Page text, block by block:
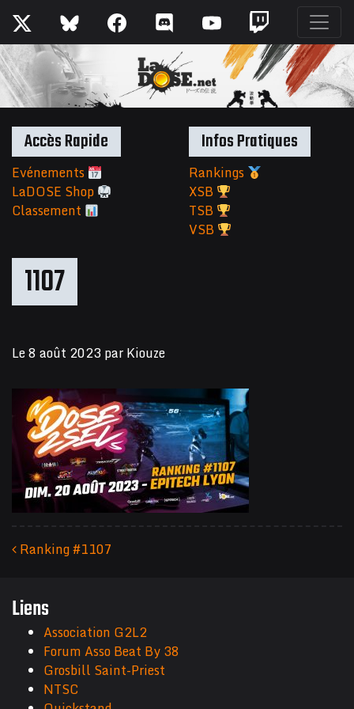
1107
Le8 août 2023parKiouze
Ranking #1107
Accès Rapide
Evénements
LaDOSE Shop
Classement
Infos Pratiques
Rankings
XSB
TSB
VSB
Liens
Association G2L2
Forum Asso Beat By 38
Grosbill Saint-Priest
NTSC